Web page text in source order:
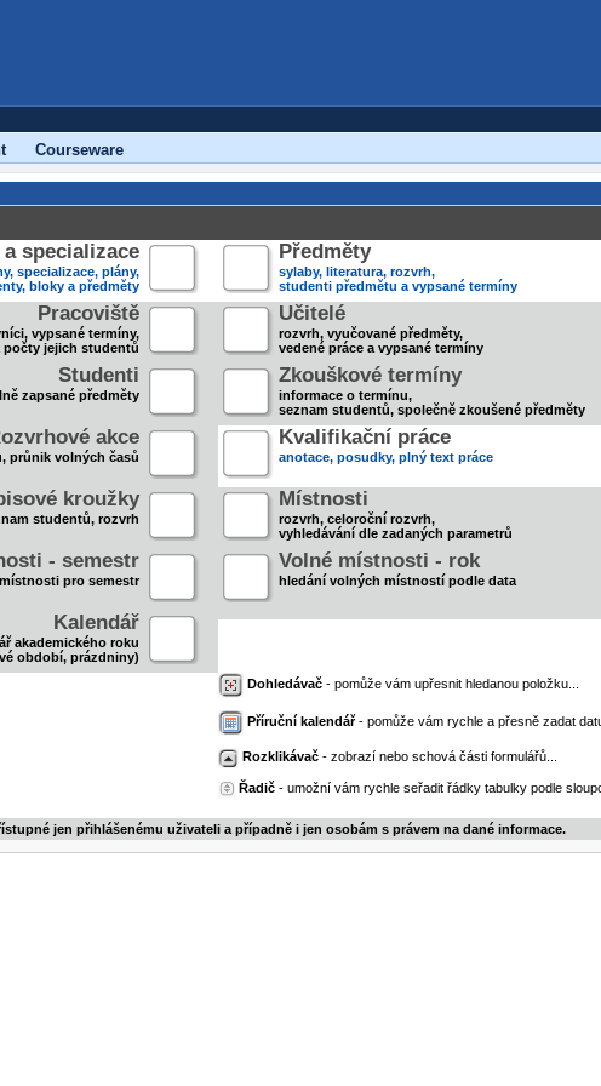
Courseware
specializace
specializace, plány,
bloky a předměty
Předměty
sylaby, literatura, rozvrh,
studenti předmětu a vypsané termíny
Pracoviště
vypsané termíny,
počty jejich studentů
Učitelé
rozvrh, vyučované předměty,
vedené práce a vypsané termíny
Studenti
zapsané předměty
Zkouškové termíny
informace o termínu,
seznam studentů, společně zkoušené předměty
akce
průnik volných časů
Kvalifikační práce
anotace, posudky, plný text práce
kroužky
studentů, rozvrh
Místnosti
rozvrh, celoroční rozvrh,
vyhledávání dle zadaných parametrů
- semestr
pro semestr
Volné místnosti - rok
hledání volných místností podle data
Kalendář
akademického roku
období, prázdniny)
Dohledávač - pomůže vám upřesnit hledanou položku...
Příruční kalendář- pomůže vám rychle a přesně zadat
Rozklikávač - zobrazí nebo schová části formulářů...
Řadič - umožní vám rychle seřadit řádky tabulky podle
jen přihlášenému uživateli a případně i jen osobám s právem na dané informace.